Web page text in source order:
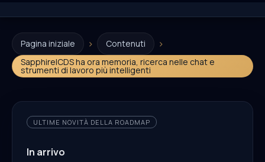
Pagina iniziale › Contenuti ›
SapphireICDS ha ora memoria, ricerca nelle chat e
strumenti di lavoro più intelligenti
ULTIME NOVITÀ DELLA ROADMAP
In arrivo